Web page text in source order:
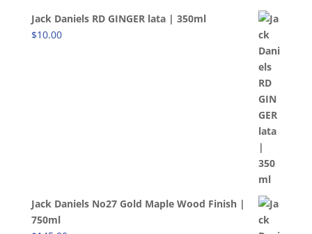
Jack Daniels RD GINGER lata | 350ml
$10.00
Jack Daniels No27 Gold Maple Wood Finish |
750ml